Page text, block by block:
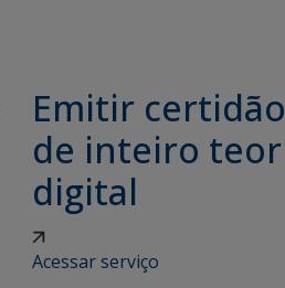
Emitir certidão
de inteiro teor
digital
Acessar serviço